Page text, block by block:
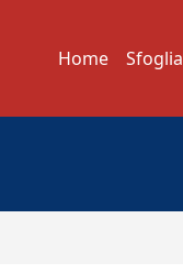
Home Sfoglia